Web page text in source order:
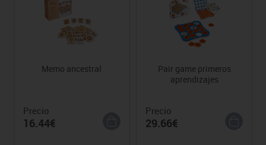
Memo ancestral
Precio
16.44€
Pair game primeros
aprendizajes
Precio
29.66€